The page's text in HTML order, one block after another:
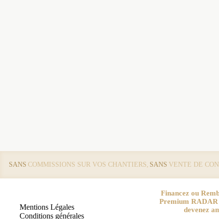
SANS COMMISSIONS SUR VOS CHANTIERS, SANS VENTE DE
Mentions Légales
Conditions générales
Financez ou
Premium
devenez